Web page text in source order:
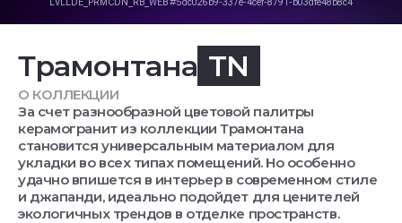
Трамонтана TN
О КОЛЛЕКЦИИ
За счет разнообразной цветовой палитры
керамогранит из коллекции Трамонтана
становится универсальным материалом для
укладки во всех типах помещений. Но особенно
удачно впишется в интерьер в современном стиле
и джапанди, идеально подойдет для ценителей
экологичных трендов в отделке пространств.